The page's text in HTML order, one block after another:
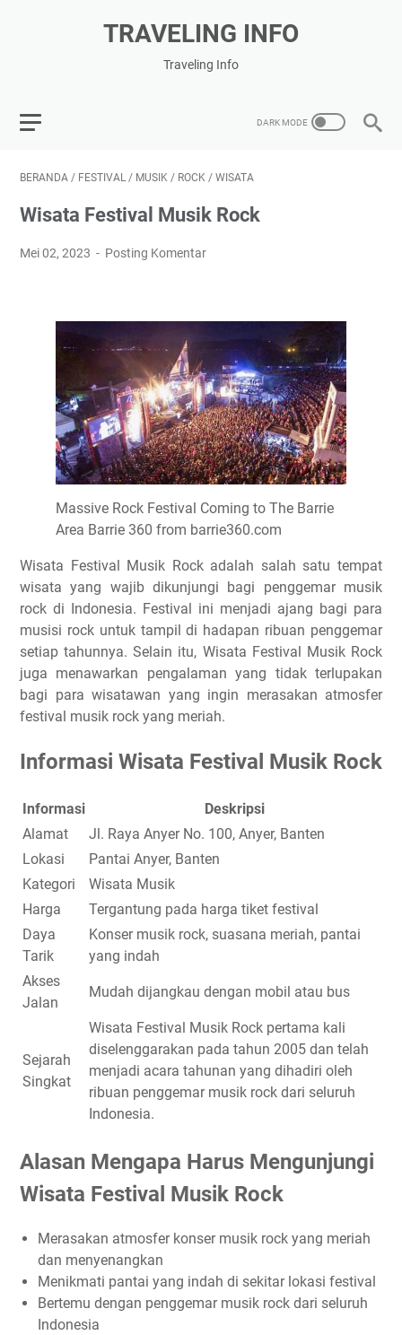
TRAVELING INFO
Traveling Info
BERANDA / FESTIVAL / MUSIK / ROCK / WISATA
Wisata Festival Musik Rock
Mei 02, 2023 Posting Komentar
Massive Rock Festival Coming to The Barrie
Area Barrie 360 from barrie360.com
Wisata Festival Musik Rock adalah salah satu tempat
wisata yang wajib dikunjungi bagi penggemar musik
rock di Indonesia. Festival ini menjadi ajang bagi para
musisi rock untuk tampil di hadapan ribuan penggemar
setiap tahunnya. Selain itu, Wisata Festival Musik Rock
juga menawarkan pengalaman yang tidak terlupakan
bagi para wisatawan yang ingin merasakan atmosfer
festival musik rock yang meriah.
Informasi Wisata Festival Musik Rock
Informasi
Deskripsi
Alamat
Jl. Raya Anyer No. 100, Anyer, Banten
Lokasi
Pantai Anyer, Banten
Kategori
Wisata Musik
Harga
Tergantung pada harga tiket festival
Daya
Tarik
Konser musik rock, suasana meriah, pantai
yang indah
Akses
Jalan
Mudah dijangkau dengan mobil atau bus
Sejarah
Singkat
Wisata Festival Musik Rock pertama kali
diselenggarakan pada tahun 2005 dan telah
menjadi acara tahunan yang dihadiri oleh
ribuan penggemar musik rock dari seluruh
Indonesia.
Alasan Mengapa Harus Mengunjungi
Wisata Festival Musik Rock
Merasakan atmosfer konser musik rock yang meriah
dan menyenangkan
Menikmati pantai yang indah di sekitar lokasi festival
Bertemu dengan penggemar musik rock dari seluruh
Indonesia